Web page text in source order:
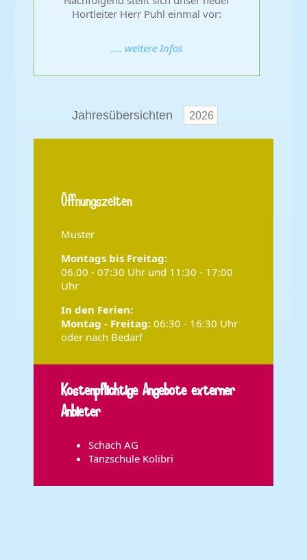
Hortleiter Herr Puhl einmal vor:
.... weitere Infos
Jahresübersichten 2026
Öffnungszeiten
Muster
Montags bis Freitag:
06.00 - 07:30 Uhr und 11:30 - 17:00
Uhr
In den Ferien:
Montag - Freitag: 06:30 - 16:30 Uhr
oder nach Bedarf
Kostenpflichtige Angebote externer
Anbieter
Schach AG
Tanzschule Kolibri